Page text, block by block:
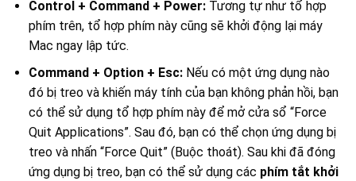
Control + Command + Power:Tương tự như tổ hợp
phím trên, tổ hợp phím này cũng sẽ khởi động lại máy
Mac ngay lập tức.
Command + Option + Esc:Nếu có một ứng dụng nào
đó bị treo và khiến máy tính của bạn không phản hồi, bạn
có thể sử dụng tổ hợp phím này để mở cửa sổ “Force
Quit Applications”. Sau đó, bạn có thể chọn ứng dụng bị
treo và nhấn “Force Quit” (Buộc thoát). Sau khi đã đóng
ứng dụng bị treo, bạn có thể sử dụng các phím tắt khởi